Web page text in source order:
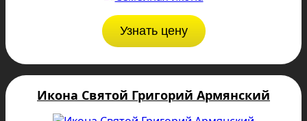
Узнать цену
Икона Святой Григорий Армянский